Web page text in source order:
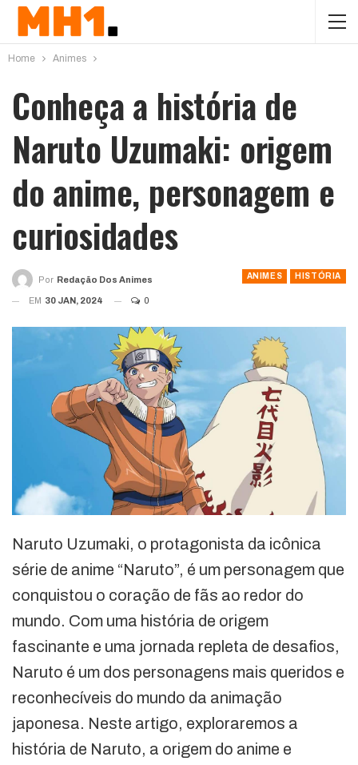
Home Animes
Conheça a história de
Naruto Uzumaki: origem
do anime, personagem e
curiosidades
ANIMES HISTÓRIA
Por Redação Dos Animes
EM 30 JAN, 2024 0
Naruto Uzumaki, o protagonista da icônica
série de anime “Naruto”, é um personagem que
conquistou o coração de fãs ao redor do
mundo. Com uma história de origem
fascinante e uma jornada repleta de desafios,
Naruto é um dos personagens mais queridos e
reconhecíveis do mundo da animação
japonesa. Neste artigo, exploraremos a
história de Naruto, a origem do anime e